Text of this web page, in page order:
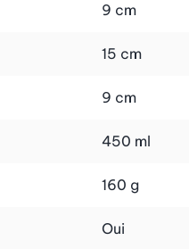
9 cm
15 cm
9 cm
450 ml
160 g
Oui